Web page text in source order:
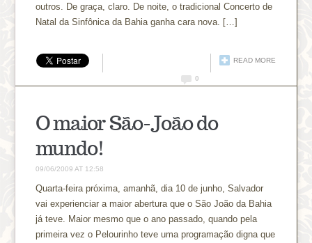
outros. De graça, claro. De noite, o tradicional Concerto de
Natal da Sinfônica da Bahia ganha cara nova. […]
READ MORE
0
O maior São-João do
mundo!
09/06/2009 AT 12:58
Quarta-feira próxima, amanhã, dia 10 de junho, Salvador
vai experienciar a maior abertura que o São João da Bahia
já teve. Maior mesmo que o ano passado, quando pela
primeira vez o Pelourinho teve uma programação digna que